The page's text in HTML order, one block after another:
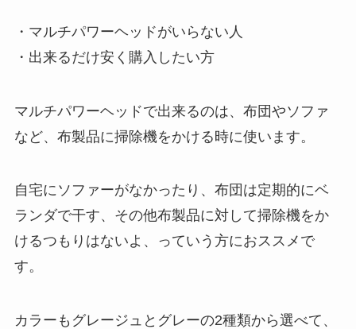
・マルチパワーヘッドがいらない人
・出来るだけ安く購入したい方
マルチパワーヘッドで出来るのは、布団やソファ
など、布製品に掃除機をかける時に使います。
自宅にソファーがなかったり、布団は定期的にベ
ランダで干す、その他布製品に対して掃除機をか
けるつもりはないよ、っていう方におススメで
す。
カラーもグレージュとグレーの2種類から選べて、